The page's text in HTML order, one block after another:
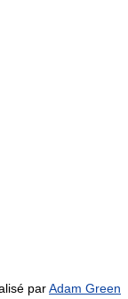
parAdam Green